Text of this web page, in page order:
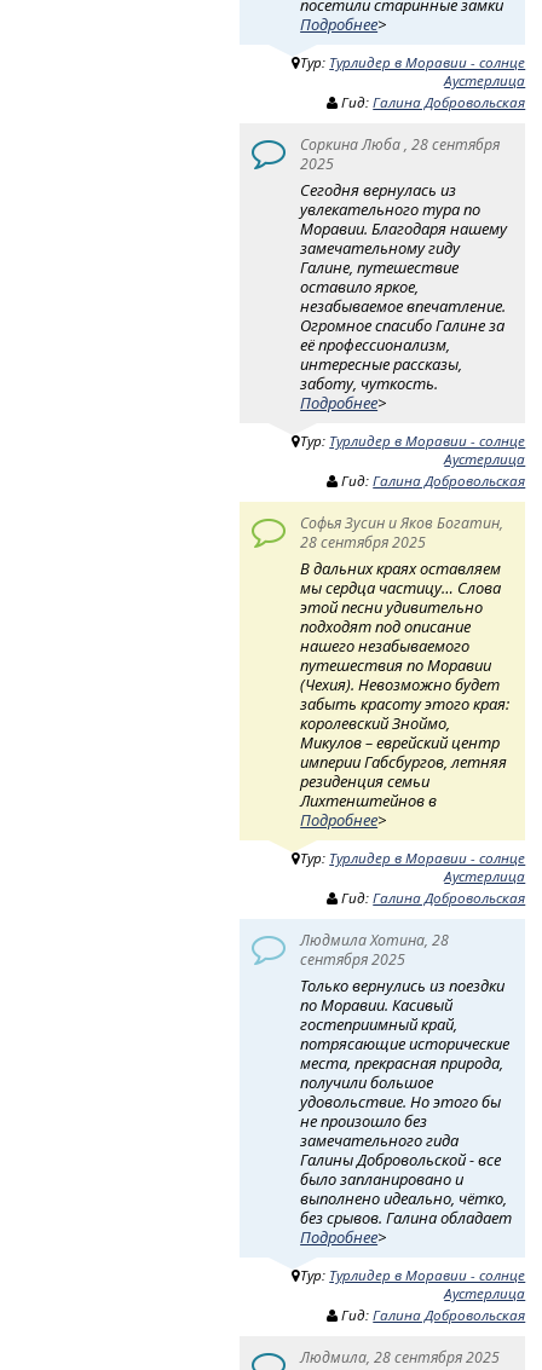
посетили старинные замки
Подробнее>
Тур: Турлидер в Моравии - солнце
Аустерлица
Гид:Галина Добровольская
Соркина Люба , 28 сентября
2025
Сегодня вернулась из
увлекательного тура по
Моравии. Благодаря нашему
замечательному гиду
Галине, путешествие
оставило яркое,
незабываемое впечатление.
Огромное спасибо Галине за
её профессионализм,
интересные рассказы,
заботу, чуткость.
Подробнее>
Тур: Турлидер в Моравии - солнце
Аустерлица
Гид:Галина Добровольская
Софья Зусин и Яков Богатин,
28 сентября 2025
В дальних краях оставляем
мы сердца частицу… Слова
этой песни удивительно
подходят под описание
нашего незабываемого
путешествия по Моравии
(Чехия). Невозможно будет
забыть красоту этого края:
королевский Зноймо,
Микулов – еврейский центр
империи Габсбургов, летняя
резиденция семьи
Лихтенштейнов в
Подробнее>
Тур: Турлидер в Моравии - солнце
Аустерлица
Гид:Галина Добровольская
Людмила Хотина, 28
сентября 2025
Только вернулись из поездки
по Моравии. Касивый
гостеприимный край,
потрясающие исторические
места, прекрасная природа,
получили большое
удовольствие. Но этого бы
не произошло без
замечательного гида
Галины Добровольской - все
было запланировано и
выполнено идеально, чётко,
без срывов. Галина обладает
Подробнее>
Тур: Турлидер в Моравии - солнце
Аустерлица
Гид:Галина Добровольская
Людмила, 28 сентября 2025